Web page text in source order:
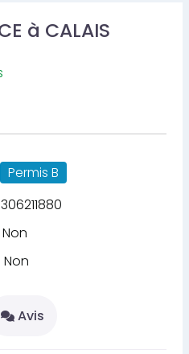
à CALAIS
Permis B
Avis